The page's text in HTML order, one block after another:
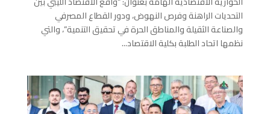
التحديات الراهنة وفرص النهوض، ودور القطاع المصرفي
والصناعة الثقيلة والمناطق الحرة في تحقيق التنمية”، والتي
نظمها اتحاد الطلبة بكلية الاقتصاد...